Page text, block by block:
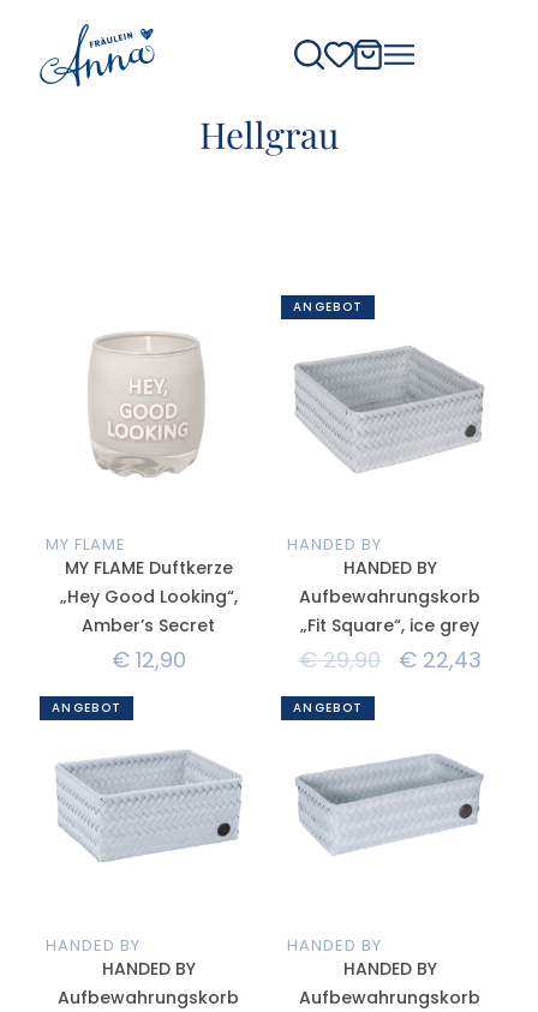
Hellgrau
MY FLAME
MY FLAME Duftkerze
„Hey Good Looking“,
Amber’s Secret
€12,90
ANGEBOT
HANDED BY
HANDED BY
Aufbewahrungskorb
„Fit Square“, ice grey
€29,90 €22,43
ANGEBOT
HANDED BY
HANDED BY
Aufbewahrungskorb
ANGEBOT
HANDED BY
HANDED BY
Aufbewahrungskorb